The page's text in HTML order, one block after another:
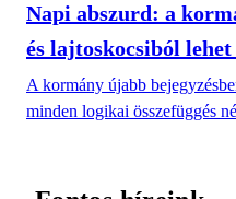
Napi abszurd: a
és lajtoskocsiból
A kormány újabb
minden logikai összefüggés